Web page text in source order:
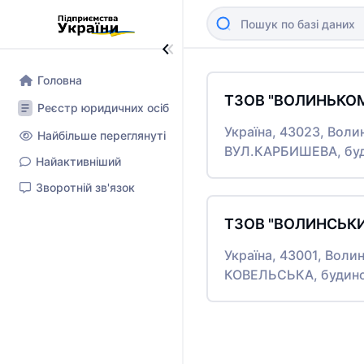
Головна
Реєстр юридичних осіб
Найбільше переглянуті
Найактивніший
Зворотній зв'язок
ТЗОВ
Україна, 43023,
ВУЛ.КАРБИШЕВА,
ТЗОВ
Україна, 43001,
КОВЕЛЬСЬКА,